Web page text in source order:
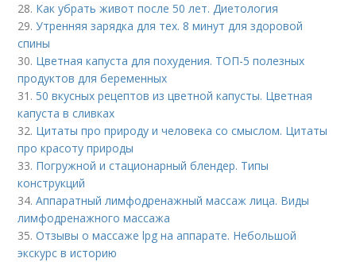
28. Как убрать живот после 50 лет. Диетология
29.Утренняя зарядка для тех. 8 минут для здоровой
спины
30. Цветная капуста для похудения. ТОП-5 полезных
продуктов для беременных
31. 50 вкусных рецептов из цветной капусты. Цветная
капуста в сливках
32. Цитаты про природу и человека со смыслом. Цитаты
про красоту природы
33. Погружной и стационарный блендер. Типы
конструкций
34.Аппаратный лимфодренажный массаж лица. Виды
лимфодренажного массажа
35.Отзывы о массаже lpg на аппарате. Небольшой
экскурс в историю